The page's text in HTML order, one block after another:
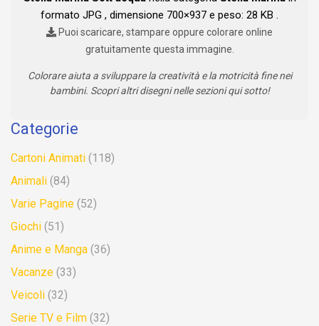
formato JPG , dimensione 700×937 e peso: 28 KB .
Puoi scaricare, stampare oppure colorare online
gratuitamente questa immagine.
Colorare aiuta a sviluppare la creatività e la motricità fine nei
bambini. Scopri altri disegni nelle sezioni qui sotto!
Categorie
Cartoni Animati (118)
Animali (84)
Varie Pagine (52)
Giochi (51)
Anime e Manga (36)
Vacanze (33)
Veicoli (32)
Serie TV e Film (32)